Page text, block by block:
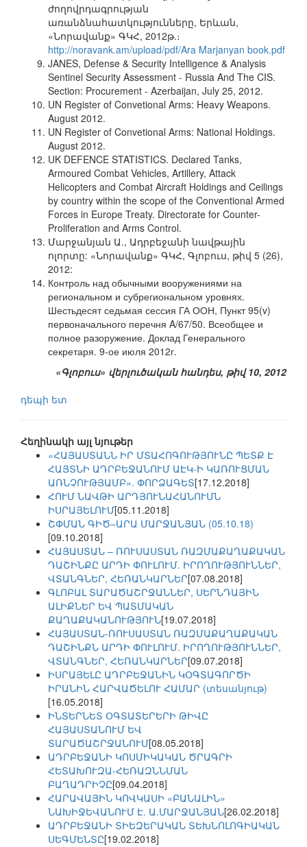
ժողովրդագրության
առանձնահատկությունները, Երևան,
«Նորավանք» ԳԿՀ, 2012թ.։
http://noravank.am/upload/pdf/Ara Marjanyan book.pdf
JANES, Defense & Security Intelligence & Analysis
Sentinel Security Assessment - Russia And The CIS.
Section: Procurement - Azerbaijan, July 25, 2012.
UN Register of Convetional Arms: Heavy Weapons.
August 2012.
UN Register of Convetional Arms: National Holdings.
August 2012.
UK DEFENCE STATISTICS. Declared Tanks,
Armoured Combat Vehicles, Artillery, Attack
Helicopters and Combat Aircraft Holdings and Ceilings
by country within the scope of the Conventional Armed
Forces in Europe Treaty. Directorate for Counter-
Proliferation and Arms Control.
Մարջանյան Ա., Ադրբեջանի նավթային
ոլորտը: «Նորավանք» ԳԿՀ, Գլոբուս, թիվ 5 (26),
2012:
Контроль над обычными вооружениями на
региональном и субрегиональном уровнях.
Шестьдесят седьмая сессия ГА ООН, Пункт 95(v)
первоначального перечня A/67/50. Всеобщее и
полное разоружение. Доклад Генерального
секретаря. 9-ое июля 2012г.
«Գլոբուս» վերլուծական հանդես, թիվ 10, 2012
դեպի ետ
Հեղինակի այլ նյութեր
«ՀԱՅԱՍՏԱՆՆ ԻՐ ՄՏԱՀՈԳՈՒԹՅՈՒՆԸ ՊԵՏՔ Է
ՀԱՅՏՆԻ ԱԴՐԲԵՋԱՆՈՒՄ ԱԷԿ-Ի ԿԱՌՈՒՑՄԱՆ
ԱՌՆՉՈՒԹՅԱՄԲ». ՓՈՐՁԱԳԵՏ[17.12.2018]
ՀՈՒՄ ՆԱՎԹԻ ԱՐԴՅՈՒՆԱՀԱՆՈՒՄՆ
ԻՍՐԱՅԵԼՈՒՄ[05.11.2018]
ՇՓՄԱՆ ԳԻԾ–ԱՐԱ ՄԱՐՋԱՆՅԱՆ (05.10.18)
[09.10.2018]
ՀԱՅԱՍՏԱՆ – ՌՈՒՍԱՍՏԱՆ ՌԱԶՄԱՔԱՂԱՔԱԿԱՆ
ԴԱՇԻՆՔԸ ԱՐԴԻ ՓՈՒԼՈՒՄ. ԻՐՈՂՈՒԹՅՈՒՆՆԵՐ,
ՎՏԱՆԳՆԵՐ, ՀԵՌԱՆԿԱՐՆԵՐ[07.08.2018]
ԳԼՈԲԱԼ ՏԱՐԱԾԱՇՐՋԱՆՆԵՐ, ՍԵՐՆԴԱՅԻՆ
ԱԼԻՔՆԵՐ ԵՎ ՊԱՏՄԱԿԱՆ
ՔԱՂԱՔԱԿԱՆՈՒԹՅՈՒՆ[19.07.2018]
ՀԱՅԱՍՏԱՆ-ՌՈՒՍԱՍՏԱՆ ՌԱԶՄԱՔԱՂԱՔԱԿԱՆ
ԴԱՇԻՆՔՆ ԱՐԴԻ ՓՈՒԼՈՒՄ. ԻՐՈՂՈՒԹՅՈՒՆՆԵՐ,
ՎՏԱՆԳՆԵՐ, ՀԵՌԱՆԿԱՐՆԵՐ[09.07.2018]
ԻՍՐԱՅԵԼԸ ԱԴՐԲԵՋԱՆԻՆ ԿՕԳՏԱԳՈՐԾԻ
ԻՐԱՆԻՆ ՀԱՐՎԱԾԵԼՈՒ ՀԱՄԱՐ (տեսանյութ)
[16.05.2018]
ԻՆՏԵՐՆԵՏ ՕԳՏԱՏԵՐԵՐԻ ԹԻՎԸ
ՀԱՅԱՍՏԱՆՈՒՄ ԵՎ
ՏԱՐԱԾԱՇՐՋԱՆՈՒՄ[08.05.2018]
ԱԴՐԲԵՋԱՆԻ ԿՈՍՄԻԿԱԿԱՆ ԾՐԱԳՐԻ
ՀԵՏԱԽՈՒԶԱ-ՀԵՌԱԶՆՆՄԱՆ
ԲԱՂԱԴՐԻՉԸ[09.04.2018]
ՀԱՐԱՎԱՅԻՆ ԿՈՎԿԱՍԻ «ԲԱՆԱԼԻՆ»
ՆԱԽԻՋԵՎԱՆՈՒՄ Է. Ա.ՄԱՐՋԱՆՅԱՆ[26.02.2018]
ԱԴՐԲԵՋԱՆԻ ՏԻԵԶԵՐԱԿԱՆ ՏԵԽՆՈԼՈԳԻԱԿԱՆ
ՍԵԳՄԵՆՏԸ[19.02.2018]